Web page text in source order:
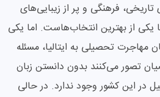
فرهنگی و پر از زیبایی‌های
یکی از بهترین انتخاب‌هاست. اما یکی
مهاجرت تحصیلی به ایتالیا، مسئله
تصور می‌کنند بدون دانستن زبان
در این کشور وجود ندارد. در حالی